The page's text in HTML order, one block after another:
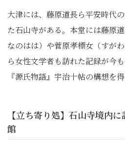
大津には、藤原道長ら平安時代
た石山寺がある。本堂には藤原
なのはは）や菅原孝標女（すが
ら女性文学者も訪れた記録が今
『源氏物語』宇治十帖の構想を
【立ち寄り処】石山寺境内
館